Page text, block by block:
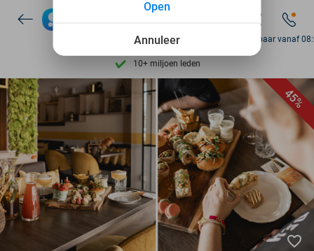
7 dagen per week beschikbaar
10+ miljoen leden
9,4 op basis van
Ontdek 15.000+ deals
7 dagen per week beschikbaar
10+ miljoen leden
Bereikbaar vanaf
45%
favorite_border
Annuleer
Open